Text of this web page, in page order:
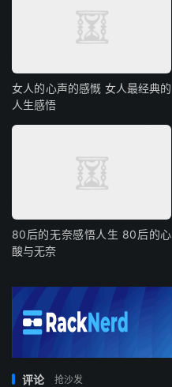
女人的心声的感慨 女人最经典的
人生感悟
80后的无奈感悟人生 80后的心
酸与无奈
评论 抢沙发